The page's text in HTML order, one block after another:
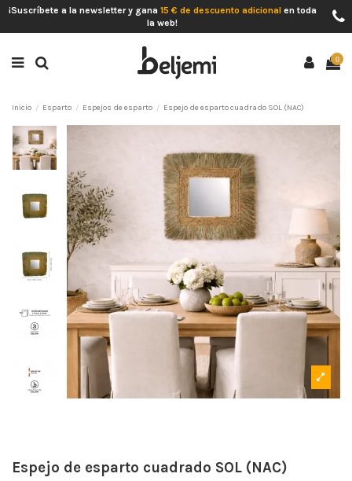
¡Suscríbete a la newsletter y gana 15 € de descuento adicional en toda
la web!
0
Inicio Esparto Espejos de esparto Espejo de esparto cuadrado SOL (NAC)
Espejo de esparto cuadrado SOL (NAC)